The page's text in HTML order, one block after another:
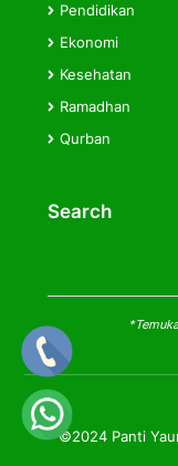
Pendidikan
Ekonomi
Kesehatan
Ramadhan
Qurban
Search
©2024 Panti